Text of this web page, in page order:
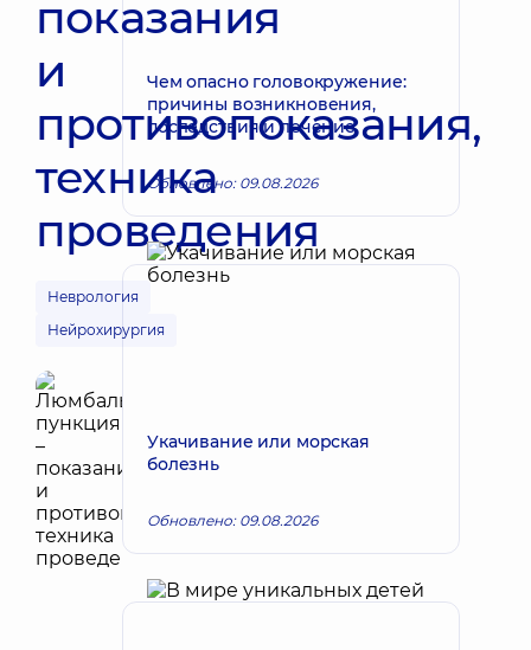
показания
и
противопоказания,
техника
проведения
Неврология
Нейрохирургия
Чем опасно головокружение:
причины возникновения,
последствия и лечение
Обновлено: 09.08.2026
Укачивание или морская
болезнь
Обновлено: 09.08.2026